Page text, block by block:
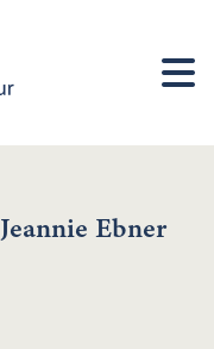
Jeannie Ebner